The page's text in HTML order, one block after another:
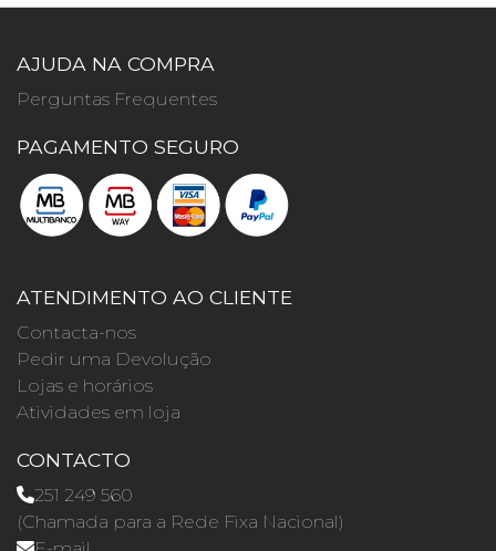
AJUDA NA COMPRA
Perguntas Frequentes
PAGAMENTO SEGURO
ATENDIMENTO AO CLIENTE
Contacta-nos
Pedir uma Devolução
Lojas e horários
Atividades em loja
CONTACTO
251 249 560
(Chamada para a Rede Fixa Nacional)